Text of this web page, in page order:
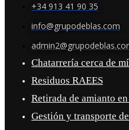
+34 913 41 90 35
info@grupodeblas.com
Chatarrería cerca de mí
Residuos RAEES
Retirada de amianto
Gestión y transporte